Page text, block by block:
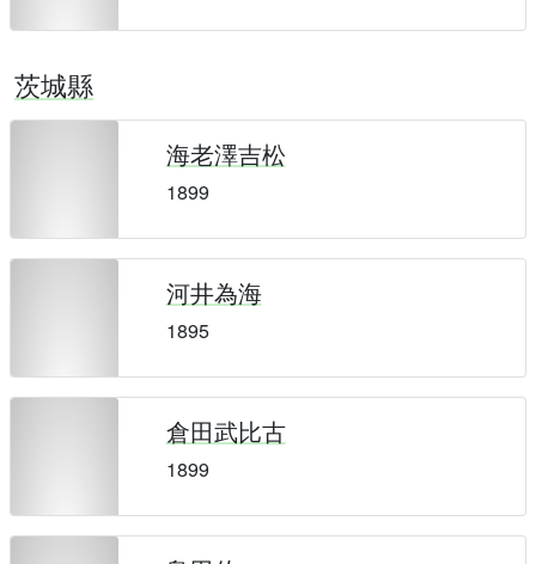
茨城縣
海老澤吉松
1899
河井為海
1895
倉田武比古
1899